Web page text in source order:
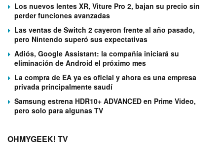
Los nuevos lentes XR, Viture Pro 2, bajan su precio sin
perder funciones avanzadas
Las ventas de Switch 2 cayeron frente al año pasado,
pero Nintendo superó sus expectativas
Adiós, Google Assistant: la compañía iniciará su
eliminación de Android el próximo mes
La compra de EA ya es oficial y ahora es una empresa
privada principalmente saudí
Samsung estrena HDR10+ ADVANCED en Prime Video,
pero solo para algunas TV
OHMYGEEK! TV